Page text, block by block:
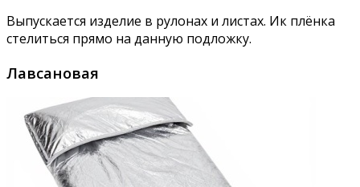
Выпускается изделие в рулонах и листах. Ик плёнка
стелиться прямо на данную подложку.
Лавсановая